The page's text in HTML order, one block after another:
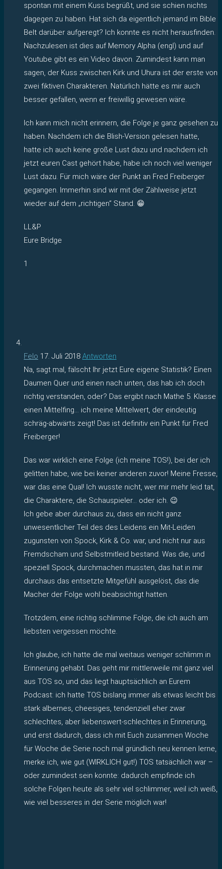
spontan mit einem Kuss begrüßt, und sie schien nichts
dagegen zu haben. Hat sich da eigentlich jemand im Bible
Belt darüber aufgeregt? Ich konnte es nicht herausfinden.
Nachzulesen ist dies auf Memory Alpha (engl) und auf
Youtube gibt es ein Video davon. Zumindest kann man
sagen, der Kuss zwischen Kirk und Uhura ist der erste von
zwei fiktiven Charakteren. Natürlich hätte es mir auch
besser gefallen, wenn er freiwillig gewesen wäre.
Ich kann mich nicht erinnern, die Folge je ganz gesehen zu
haben. Nachdem ich die Blish-Version gelesen hatte,
hatte ich auch keine große Lust dazu und nachdem ich
jetzt euren Cast gehört habe, habe ich noch viel weniger
Lust dazu. Für mich wäre der Punkt an Fred Freiberger
gegangen. Immerhin sind wir mit der Zählweise jetzt
wieder auf dem „richtigen“ Stand. 😁
LL&P
Eure Bridge
1
Felo 17. Juli 2018 Antworten
Na, sagt mal, fälscht Ihr jetzt Eure eigene Statistik? Einen
Daumen Quer und einen nach unten, das hab ich doch
richtig verstanden, oder? Das ergibt nach Mathe 5. Klasse
einen Mittelfing… ich meine Mittelwert, der eindeutig
schräg-abwärts zeigt! Das ist definitiv ein Punkt für Fred
Freiberger!
Das war wirklich eine Folge (ich meine TOS!), bei der ich
gelitten habe, wie bei keiner anderen zuvor! Meine Fresse,
war das eine Qual! Ich wusste nicht, wer mir mehr leid tat,
die Charaktere, die Schauspieler… oder ich. 😉
Ich gebe aber durchaus zu, dass ein nicht ganz
unwesentlicher Teil des des Leidens ein Mit-Leiden
zugunsten von Spock, Kirk & Co. war, und nicht nur aus
Fremdscham und Selbstmitleid bestand. Was die, und
speziell Spock, durchmachen mussten, das hat in mir
durchaus das entsetzte Mitgefühl ausgelöst, das die
Macher der Folge wohl beabsichtigt hatten.
Trotzdem, eine richtig schlimme Folge, die ich auch am
liebsten vergessen möchte.
Ich glaube, ich hatte die mal weitaus weniger schlimm in
Erinnerung gehabt. Das geht mir mittlerweile mit ganz viel
aus TOS so, und das liegt hauptsächlich an Eurem
Podcast: ich hatte TOS bislang immer als etwas leicht bis
stark albernes, cheesiges, tendenziell eher zwar
schlechtes, aber liebenswert-schlechtes in Erinnerung,
und erst dadurch, dass ich mit Euch zusammen Woche
für Woche die Serie noch mal gründlich neu kennen lerne,
merke ich, wie gut (WIRKLICH gut!) TOS tatsächlich war –
oder zumindest sein konnte: dadurch empfinde ich
solche Folgen heute als sehr viel schlimmer, weil ich weiß,
wie viel besseres in der Serie möglich war!